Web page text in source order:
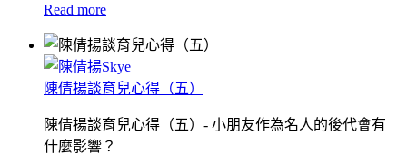
Read more
陳倩揚談育兒心得（五）
陳倩揚談育兒心得（五）- 小朋友作為名人的後代會有
什麼影響？